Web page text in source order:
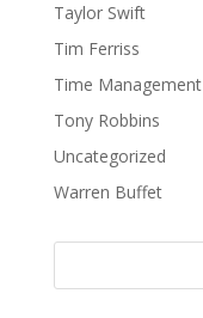
Taylor Swift
Tim Ferriss
Time Management
Tony Robbins
Uncategorized
Warren Buffet